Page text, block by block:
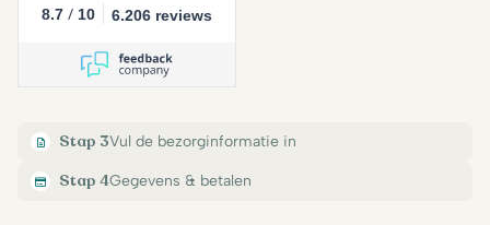
8.7 / 10 6.206 reviews
Stap 3Vul de bezorginformatie in
Stap 4Gegevens & betalen